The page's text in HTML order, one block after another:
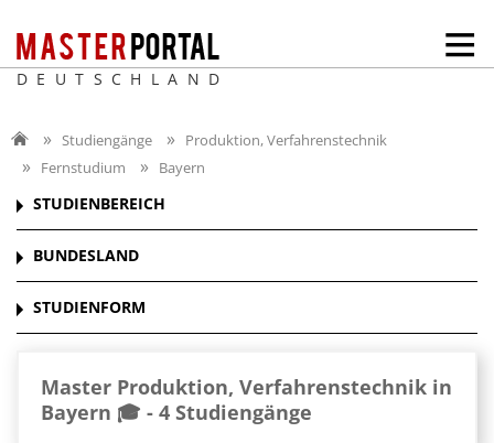
DEUTSCHLAND
Studiengänge
Produktion, Verfahrenstechnik
Fernstudium
Bayern
STUDIENBEREICH
BUNDESLAND
STUDIENFORM
Master Produktion, Verfahrenstechnik in
Bayern 🎓 - 4 Studiengänge